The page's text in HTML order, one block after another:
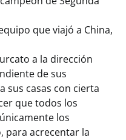
que viajó a China,
a la dirección
de sus
sus casas con cierta
que todos los
los
para acrecentar la